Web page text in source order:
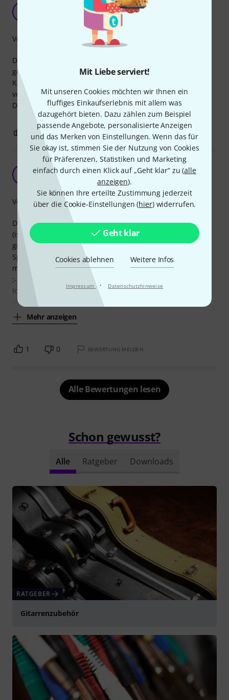
Mit Liebe serviert!
Mit unseren Cookies möchten wir Ihnen ein
fluffiges Einkaufserlebnis mit allem was
dazugehört bieten. Dazu zählen zum Beispiel
passende Angebote, personalisierte Anzeigen
und das Merken von Einstellungen. Wenn das für
Sie okay ist, stimmen Sie der Nutzung von Cookies
für Präferenzen, Statistiken und Marketing
einfach durch einen Klick auf „Geht klar“ zu (alle
anzeigen).
Sie können Ihre erteilte Zustimmung jederzeit
über die Cookie-Einstellungen (hier) widerrufen.
Geht klar
Cookies ablehnen Weitere Infos
Impressum · Datenschutzhinweise
Macht was es soll
michse 02.01.2022
Das Kabel wird für Abhörmonitore im Homerecording
genutzt. Der Winkelstecker ist sehr praktisch da somit das
Kabel direkt nach unten hängt und einem Kabelbruch
vorbeugt.
Der Ton aus den Monitoren ist tadellos.
Verarbeitung
BEWERTUNG MELDEN
Gutes Kabel für "normale Ansprüche"
Anunnaki 19.09.2024
Das Kabel wirkt gut verarbeitet bis auf die Zugentlastung
(ist nur eine Feder),diese ist aber für zu Hause kein so
großes Problem da man ja im Gegensatz zur Bühne beim
Spielen nicht rum läuft und das Kabel z.B. beim Gebrauch
mit Keyboards eingesteckt wird und dann auch so verweilt
;-) .
Ich konnte auch keine Nebengeräusche wahrnehmen -
allerdings verzichte ich
Mehr anzeigen
Verarbeitung
1 0 BEWERTUNG MELDEN
Alle Bewertungen lesen
Schon gewusst?
Alle Ratgeber Downloads
RATGEBER
Gitarrenzubehör